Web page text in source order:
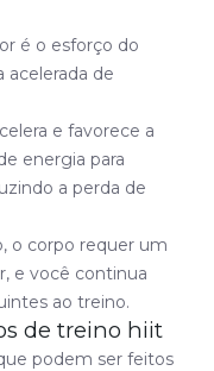
é o esforço do
de
e favorece a
energia para
a perda de
o corpo requer um
e você continua
ao treino.
de treino hiit
podem ser feitos